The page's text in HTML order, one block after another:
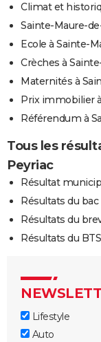
Climat et
Sainte-Maure-
Ecole à Sainte-
Crèches à
Maternités à
Prix immobilier
Référendum à
Tous les
Peyriac
Résultat
Résultats du
Résultats du
Résultats du
Lifestyle
Auto